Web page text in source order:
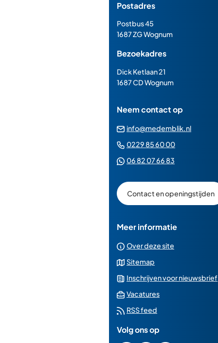
boven
het
van
de
paginainhoud
Postadres
Postbus 45
1687 ZG Wognum
Bezoekadres
Dick Ketlaan 21
1687 CD Wognum
Neem contact op
info@medemblik.nl
0229 85 60 00(Verwijst
06 82 07 66 83
een
Whatsapp
Contact en openingstijden
Meer informatie
Over deze site
Sitemap
Inschrijven voor nieuwsbrief
Vacatures(Verwijst
RSS feed
Volg ons op